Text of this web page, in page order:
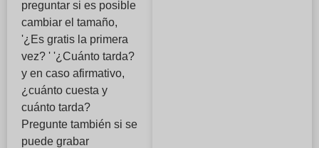
preguntar si es posible
cambiar el tamaño,
'¿Es gratis la primera
vez? ' '¿Cuánto tarda?
y en caso afirmativo,
¿cuánto cuesta y
cuánto tarda?
Pregunte también si se
puede grabar